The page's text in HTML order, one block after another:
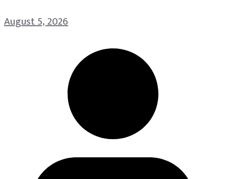
August 5, 2026